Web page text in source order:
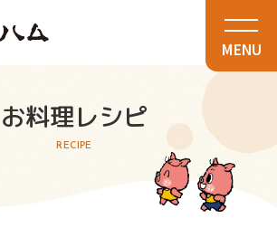
お料理レシピ
RECIPE
MENU